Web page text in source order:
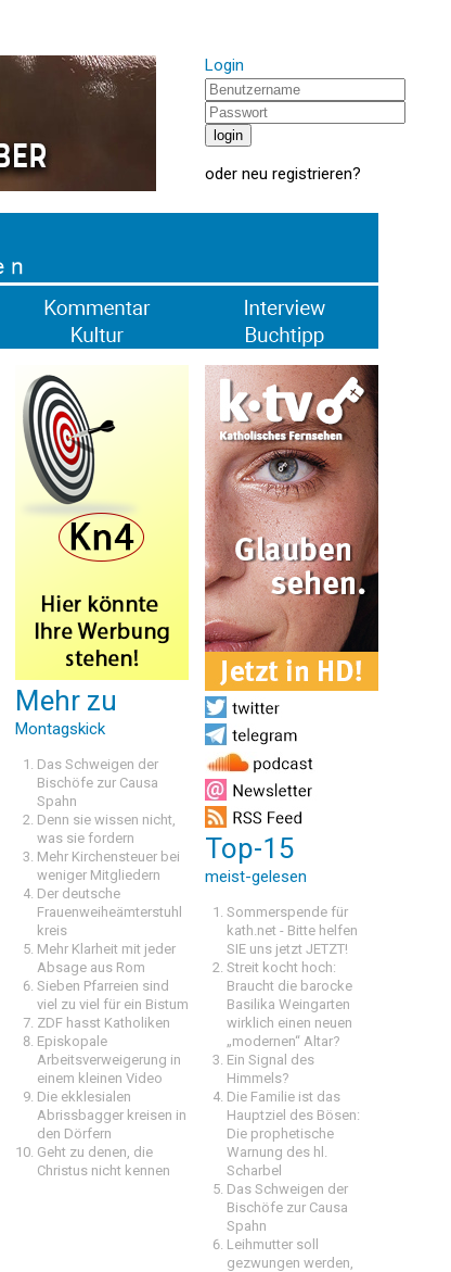
Login
oder neu registrieren?
Mehr zu
Montagskick
Das Schweigen der
Bischöfe zur Causa
Spahn
Denn sie wissen nicht,
was sie fordern
Mehr Kirchensteuer bei
weniger Mitgliedern
Der deutsche
Frauenweiheämterstuhl
kreis
Mehr Klarheit mit jeder
Absage aus Rom
Sieben Pfarreien sind
viel zu viel für ein Bistum
ZDF hasst Katholiken
Episkopale
Arbeitsverweigerung in
einem kleinen Video
Die ekklesialen
Abrissbagger kreisen in
den Dörfern
Geht zu denen, die
Christus nicht kennen
Top-15
meist-gelesen
Sommerspende für
kath.net - Bitte helfen
SIE uns jetzt JETZT!
Streit kocht hoch:
Braucht die barocke
Basilika Weingarten
wirklich einen neuen
„modernen“ Altar?
Ein Signal des
Himmels?
Die Familie ist das
Hauptziel des Bösen:
Die prophetische
Warnung des hl.
Scharbel
Das Schweigen der
Bischöfe zur Causa
Spahn
Leihmutter soll
gezwungen werden,